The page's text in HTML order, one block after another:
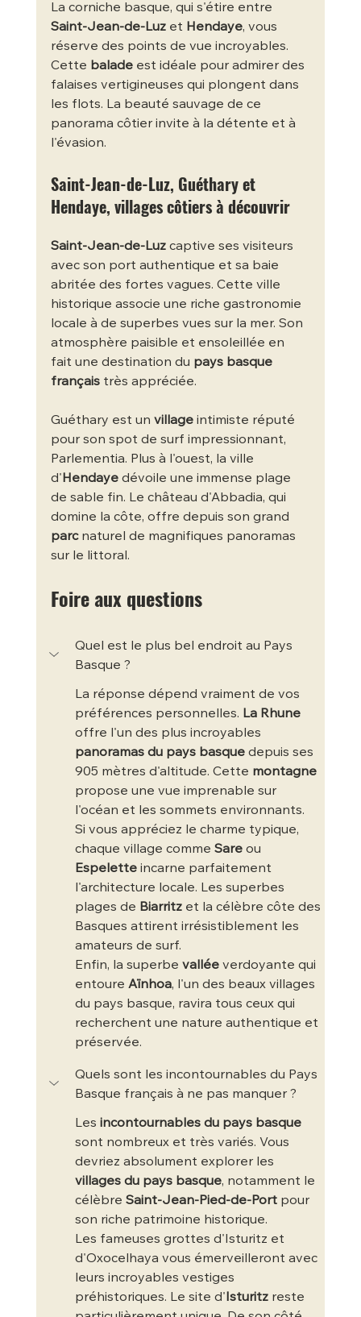
La corniche basque, qui s'étire entre
Saint-Jean-de-Luz et Hendaye, vous
réserve des points de vue incroyables.
Cette balade est idéale pour admirer des
falaises vertigineuses qui plongent dans
les flots. La beauté sauvage de ce
panorama côtier invite à la détente et à
l'évasion.
Saint-Jean-de-Luz, Guéthary et
Hendaye, villages côtiers à découvrir
Saint-Jean-de-Luz captive ses visiteurs
avec son port authentique et sa baie
abritée des fortes vagues. Cette ville
historique associe une riche gastronomie
locale à de superbes vues sur la mer. Son
atmosphère paisible et ensoleillée en
fait une destination du pays basque
français très appréciée.
Guéthary est un village intimiste réputé
pour son spot de surf impressionnant,
Parlementia. Plus à l'ouest, la ville
d' Hendaye dévoile une immense plage
de sable fin. Le château d'Abbadia, qui
domine la côte, offre depuis son grand
parc naturel de magnifiques panoramas
sur le littoral.
Foire aux questions
Quel est le plus bel endroit au Pays
Basque ?
La réponse dépend vraiment de vos
préférences personnelles. La Rhune
offre l'un des plus incroyables
panoramas du pays basque depuis ses
905 mètres d'altitude. Cette montagne
propose une vue imprenable sur
l'océan et les sommets environnants.
Si vous appréciez le charme typique,
chaque village comme Sare ou
Espelette incarne parfaitement
l'architecture locale. Les superbes
plages de Biarritz et la célèbre côte des
Basques attirent irrésistiblement les
amateurs de surf.
Enfin, la superbe vallée verdoyante qui
entoure Aïnhoa, l'un des beaux villages
du pays basque, ravira tous ceux qui
recherchent une nature authentique et
préservée.
Quels sont les incontournables du Pays
Basque français à ne pas manquer ?
Les incontournables du pays basque
sont nombreux et très variés. Vous
devriez absolument explorer les
villages du pays basque, notamment le
célèbre Saint-Jean-Pied-de-Port pour
son riche patrimoine historique.
Les fameuses grottes d'Isturitz et
d'Oxocelhaya vous émerveilleront avec
leurs incroyables vestiges
préhistoriques. Le site d' Isturitz reste